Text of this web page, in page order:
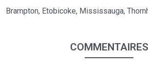
Brampton, Etobicoke, Mississauga,
COMMENTAIRES